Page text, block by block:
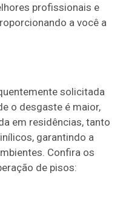
profissionais e
a você a
solicitada
o desgaste é maior,
em residências, tanto
garantindo a
Confira os
de pisos: